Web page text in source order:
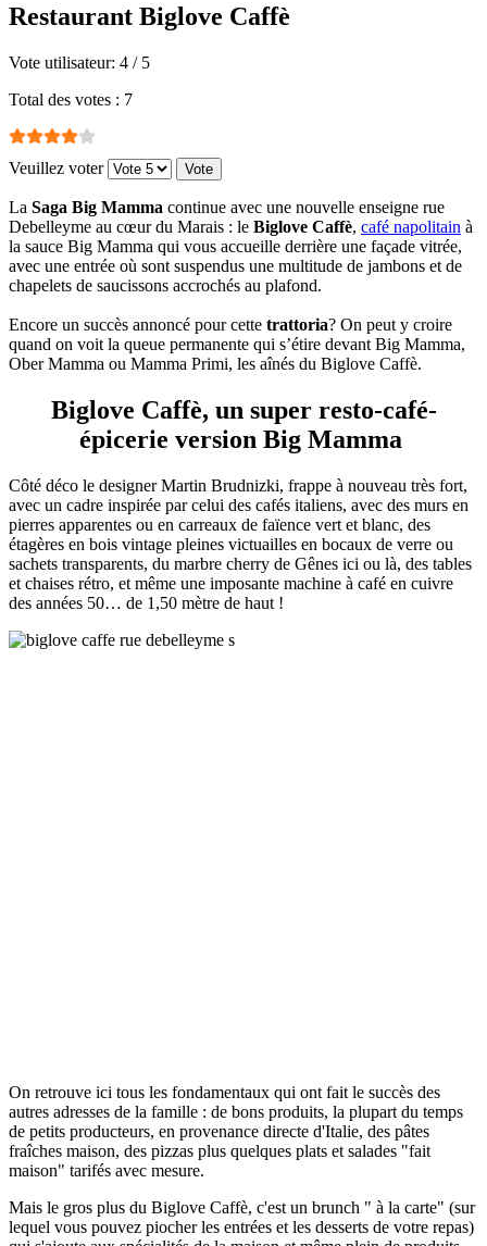
Restaurant Biglove Caffè
Vote utilisateur: 4 / 5
Total des votes : 7
Veuillez voter
La Saga Big Mamma continue avec une nouvelle enseigne rue
Debelleyme au cœur du Marais : le Biglove Caffè, café napolitain à
la sauce Big Mamma qui vous accueille derrière une façade vitrée,
avec une entrée où sont suspendus une multitude de jambons et de
chapelets de saucissons accrochés au plafond.
Encore un succès annoncé pour cette trattoria? On peut y croire
quand on voit la queue permanente qui s’étire devant Big Mamma,
Ober Mamma ou Mamma Primi, les aînés du Biglove Caffè.
Biglove Caffè, un super resto-café-
épicerie version Big Mamma
Côté déco le designer Martin Brudnizki, frappe à nouveau très fort,
avec un cadre inspirée par celui des cafés italiens, avec des murs en
pierres apparentes ou en carreaux de faïence vert et blanc, des
étagères en bois vintage pleines victuailles en bocaux de verre ou
sachets transparents, du marbre cherry de Gênes ici ou là, des tables
et chaises rétro, et même une imposante machine à café en cuivre
des années 50… de 1,50 mètre de haut !
On retrouve ici tous les fondamentaux qui ont fait le succès des
autres adresses de la famille : de bons produits, la plupart du temps
de petits producteurs, en provenance directe d'Italie, des pâtes
fraîches maison, des pizzas plus quelques plats et salades "fait
maison" tarifés avec mesure.
Mais le gros plus du Biglove Caffè, c'est un brunch " à la carte" (sur
lequel vous pouvez piocher les entrées et les desserts de votre repas)